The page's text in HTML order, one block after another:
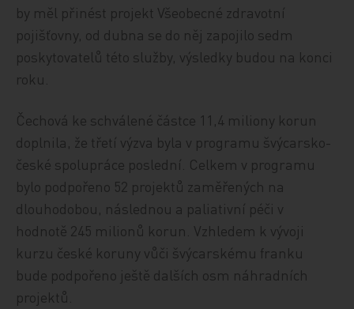
by měl přinést projekt Všeobecné zdravotní
pojišťovny, od dubna se do něj zapojilo sedm
poskytovatelů této služby, výsledky budou na konci
roku.
Čechová ke schválené částce 11,4 miliony korun
doplnila, že třetí výzva byla v programu švýcarsko-
české spolupráce poslední. Celkem v programu
bylo podpořeno 52 projektů zaměřených na
dlouhodobou, následnou a paliativní péči v
hodnotě 245 milionů korun. Vzhledem k vývoji
kurzu české koruny vůči švýcarskému franku
bude podpořeno ještě dalších osm náhradních
projektů.